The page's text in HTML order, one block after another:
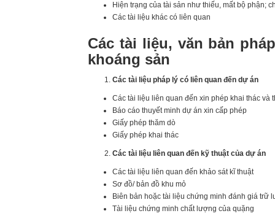
Hiện trạng của tài sản như thiếu, mất bộ phận;
Các tài liệu khác có liên quan
Các tài liệu, văn bản
khoáng sản
Các tài liệu pháp lý có liên quan đến dự án
Các tài liệu liên quan đến xin phép khai thác và
Báo cáo thuyết minh dự án xin cấp phép
Giấy phép thăm dò
Giấy phép khai thác
Các tài liệu liên quan đến kỹ thuật của dự án
Các tài liệu liên quan đến khảo sát kĩ thuật
Sơ đồ/ bản đồ khu mỏ
Biên bản hoặc tài liệu chứng minh đánh giá trữ
Tài liệu chứng minh chất lượng của quặng